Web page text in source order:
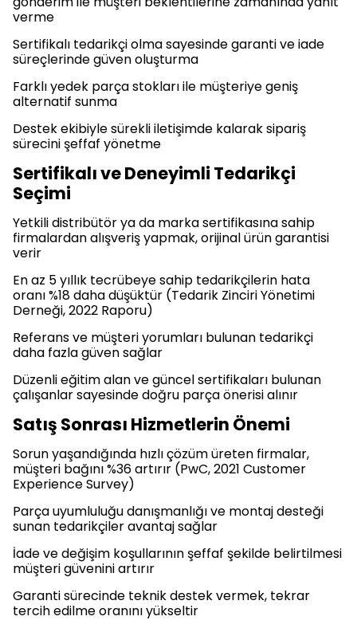
verme
Sertifikalı tedarikçi olma sayesinde garanti ve iade
süreçlerinde güven oluşturma
Farklı yedek parça stokları ile müşteriye geniş
alternatif sunma
Destek ekibiyle sürekli iletişimde kalarak sipariş
sürecini şeffaf yönetme
Sertifikalı ve Deneyimli Tedarikçi
Seçimi
Yetkili distribütör ya da marka sertifikasına sahip
firmalardan alışveriş yapmak, orijinal ürün garantisi
verir
En az 5 yıllık tecrübeye sahip tedarikçilerin hata
oranı %18 daha düşüktür (Tedarik Zinciri Yönetimi
Derneği, 2022 Raporu)
Referans ve müşteri yorumları bulunan tedarikçi
daha fazla güven sağlar
Düzenli eğitim alan ve güncel sertifikaları bulunan
çalışanlar sayesinde doğru parça önerisi alınır
Satış Sonrası Hizmetlerin Önemi
Sorun yaşandığında hızlı çözüm üreten firmalar,
müşteri bağını %36 artırır (PwC, 2021 Customer
Experience Survey)
Parça uyumluluğu danışmanlığı ve montaj desteği
sunan tedarikçiler avantaj sağlar
İade ve değişim koşullarının şeffaf şekilde belirtilmesi
müşteri güvenini artırır
Garanti sürecinde teknik destek vermek, tekrar
tercih edilme oranını yükseltir